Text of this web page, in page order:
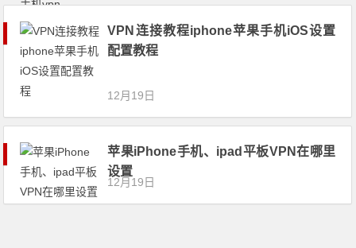
VPN连接教程iphone苹果手机iOS设置
配置教程
12月19日
苹果iPhone手机、ipad平板VPN在哪里
设置
12月19日